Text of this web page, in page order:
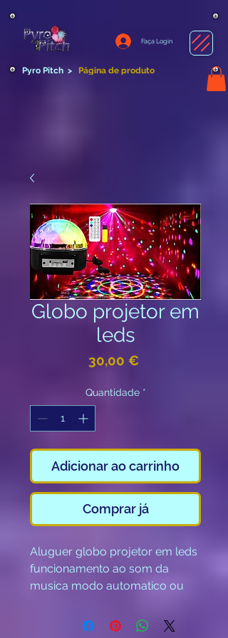
Faça Login
Pyro Pitch > Página de produto
Globo projetor em
leds
30,00 €
Quantidade *
Adicionar ao carrinho
Comprar já
Aluguer globo projetor em leds
funcionamento ao som da
musica modo automatico ou
emolação ( aluguer da interface